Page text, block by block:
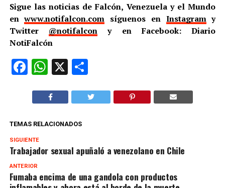
Sigue las noticias de Falcón, Venezuela y el Mundo
enwww.notifalcon.com síguenos en Instagramy
Twitter @notifalcon y en Facebook: Diario
NotiFalcón
Facebook
WhatsApp
X Compartir
TEMAS RELACIONADOS
SIGUIENTE
Trabajador sexual apuñaló a venezolano en Chile
ANTERIOR
Fumaba encima de una gandola con productos